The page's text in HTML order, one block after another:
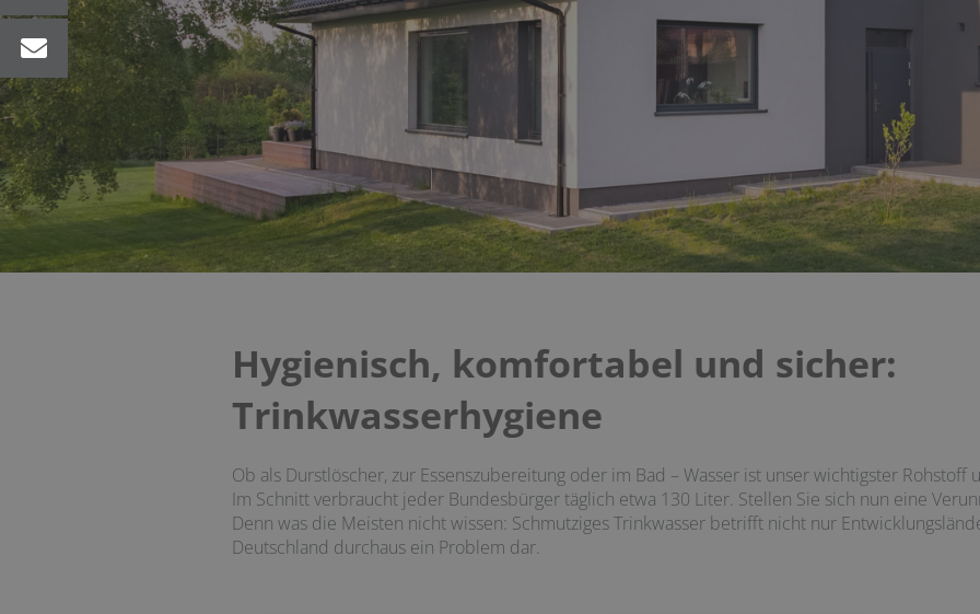
Hygienisch, komfortabel und sicher:
Trinkwasserhygiene
Ob als Durstlöscher, zur Essenszubereitung oder im Bad – Wasser ist unser wichtigster
Im Schnitt verbraucht jeder Bundesbürger täglich etwa 130 Liter. Stellen Sie sich nun eine
Denn was die Meisten nicht wissen: Schmutziges Trinkwasser betrifft nicht nur
Deutschland durchaus ein Problem dar.